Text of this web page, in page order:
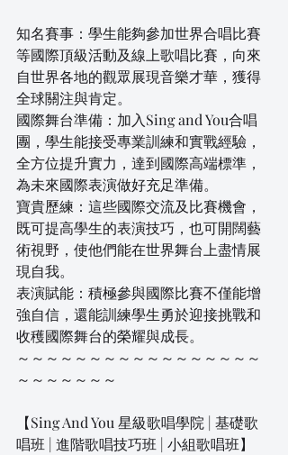
知名賽事：學生能夠參加世界合唱比賽
等國際頂級活動及線上歌唱比賽，向來
自世界各地的觀眾展現音樂才華，獲得
全球關注與肯定。
國際舞台準備：加入Sing and You合唱
團，學生能接受專業訓練和實戰經驗，
全方位提升實力，達到國際高端標準，
為未來國際表演做好充足準備。
寶貴歷練：這些國際交流及比賽機會，
既可提高學生的表演技巧，也可開闊藝
術視野，使他們能在世界舞台上盡情展
現自我。
表演賦能：積極參與國際比賽不僅能增
強自信，還能訓練學生勇於迎接挑戰和
收穫國際舞台的榮耀與成長。
～～～～～～～～～～～～～～～～～
～～～～～～～
【Sing And You 星級歌唱學院 | 基礎歌
唱班 | 進階歌唱技巧班 | 小組歌唱班】